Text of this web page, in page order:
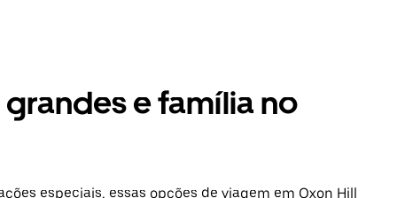
e família no
especiais, essas opções de viagem em Oxon Hill